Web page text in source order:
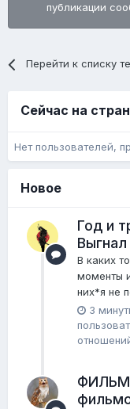
публикации
Перейти к списку
Сейчас на
Нет пользователей,
Новое
Год и
В каких
моменты
них*я не
3